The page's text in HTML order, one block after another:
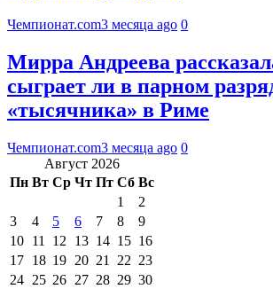
Чемпионат.com3 месяца ago 0
Мирра Андреева
сыграет ли в парном
«тысячника» в Риме
Чемпионат.com3 месяца ago 0
Август 2026
Пн Вт Ср Чт Пт Сб Вс
1
2
3
4 5 6 7 8
9
10 11 12 13 14 15 16
17 18 19 20 21 22 23
24 25 26 27 28 29 30